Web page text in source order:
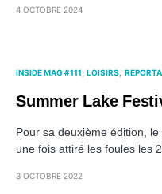
4 OCTOBRE 2024
INSIDE MAG #111 LOISIRS
Summer Lake
Pour sa deuxième édition,
une fois attiré les foules les
3 OCTOBRE 2022